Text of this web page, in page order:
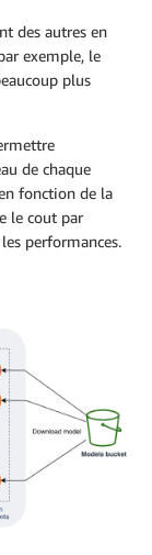
des autres en
exemple, le
plus
de chaque
fonction de la
le cout par
performances.